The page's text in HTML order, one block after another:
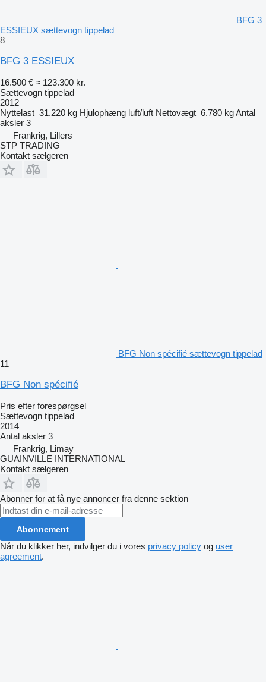
BFG 3
ESSIEUX sættevogn tippelad
8
BFG 3 ESSIEUX
16.500 € ≈ 123.300 kr.
Sættevogn tippelad
2012
Nyttelast 31.220 kg Hjulophæng luft/luft Nettovægt 6.780 kgAntal
aksler 3
Frankrig, Lillers
STP TRADING
Kontakt sælgeren
BFG Non spécifié sættevogn tippelad
11
BFG Non spécifié
Pris efter forespørgsel
Sættevogn tippelad
2014
Antal aksler 3
Frankrig, Limay
GUAINVILLE INTERNATIONAL
Kontakt sælgeren
Abonner for at få nye annoncer fra denne sektion
Abonnement
Når du klikker her, indvilger du i vores privacy policy og user
agreement.